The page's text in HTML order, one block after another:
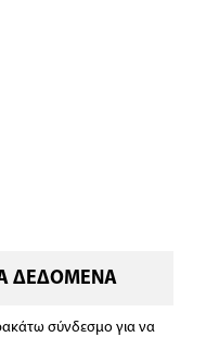
ΔΕΔΟΜΕΝΑ
σύνδεσμο για να